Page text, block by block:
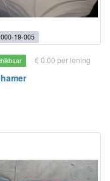
19-005
€ 0.00 per lening